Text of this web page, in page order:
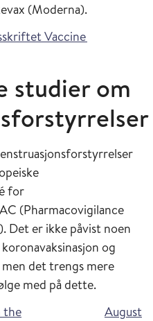
(Moderna).
Vaccine
studier om
for
(Pharmacovigilance
Det er ikke påvist noen
og
det trengs mere
med på dette.
the
August